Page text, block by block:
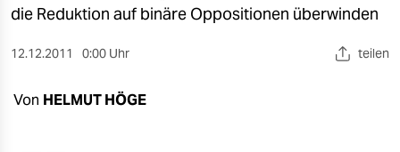
sport
berlin
nord
die Reduktion auf binäre Oppositionen überwinden
12.12.2011 0:00 Uhr teilen
Von HELMUT HÖGE